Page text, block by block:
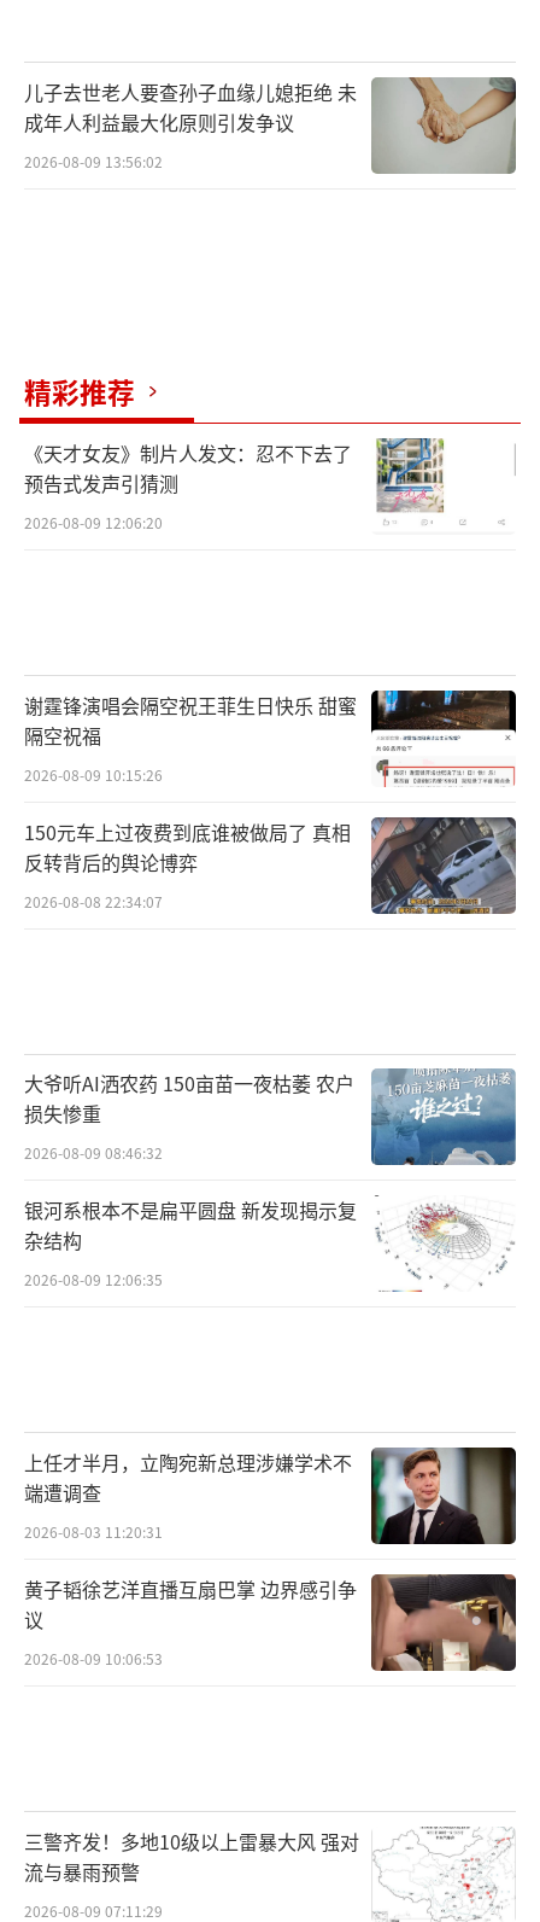
儿子去世老人要查孙子血缘儿媳拒绝 未
成年人利益最大化原则引发争议
2026-08-09 13:56:02
精彩推荐
《天才女友》制片人发文：忍不下去了
预告式发声引猜测
2026-08-09 12:06:20
谢霆锋演唱会隔空祝王菲生日快乐 甜蜜
隔空祝福
2026-08-09 10:15:26
150元车上过夜费到底谁被做局了 真相
反转背后的舆论博弈
2026-08-08 22:34:07
大爷听AI洒农药 150亩苗一夜枯萎 农户
损失惨重
2026-08-09 08:46:32
银河系根本不是扁平圆盘 新发现揭示复
杂结构
2026-08-09 12:06:35
上任才半月，立陶宛新总理涉嫌学术不
端遭调查
2026-08-03 11:20:31
黄子韬徐艺洋直播互扇巴掌 边界感引争
议
2026-08-09 10:06:53
三警齐发！多地10级以上雷暴大风 强对
流与暴雨预警
2026-08-09 07:11:29